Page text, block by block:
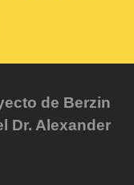
de Berzin
Dr. Alexander